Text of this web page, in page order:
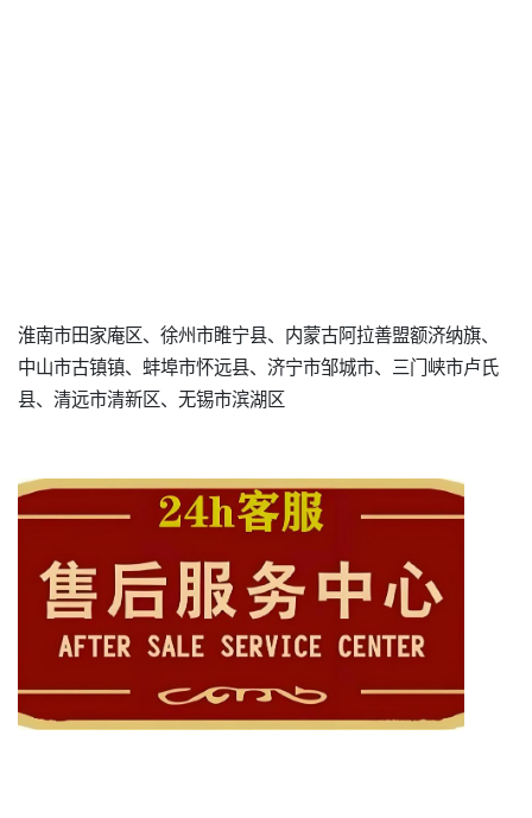
淮南市田家庵区、徐州市睢宁县、内蒙古阿拉善盟额济纳旗、
中山市古镇镇、蚌埠市怀远县、济宁市邹城市、三门峡市卢氏
县、清远市清新区、无锡市滨湖区